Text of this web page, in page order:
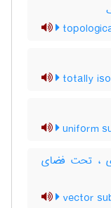
totally
uniform
، تحت فضای
vector